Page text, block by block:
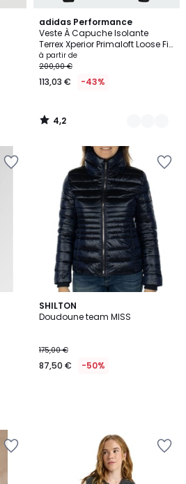
adidas Performance
Veste À Capuche Isolante
Terrex Xperior Primaloft Loose Fill
Veste À Capuche Isolante
Terrex Xperior Primaloft Loose Fill
à partir de
200,00 €
113,03 € -43%
4,2
/ 5
5
Couleurs
4,2
/
SHILTON
Doudoune team MISS
175,00 €
87,50 € -50%